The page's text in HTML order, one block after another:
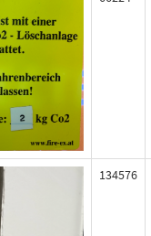
134576